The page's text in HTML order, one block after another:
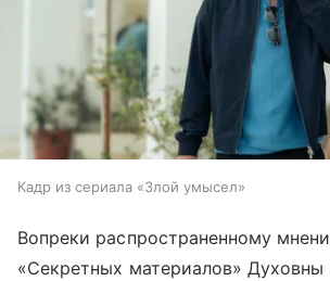
Кадр из сериала «Злой умысел»
Вопреки распространенному
«Секретных материалов» Духовны